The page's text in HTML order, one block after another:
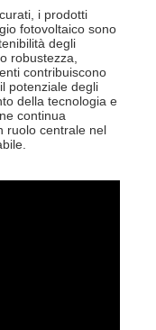
i prodotti
fotovoltaico sono
degli
robustezza,
contribuiscono
potenziale degli
della tecnologia e
continua
ruolo centrale nel